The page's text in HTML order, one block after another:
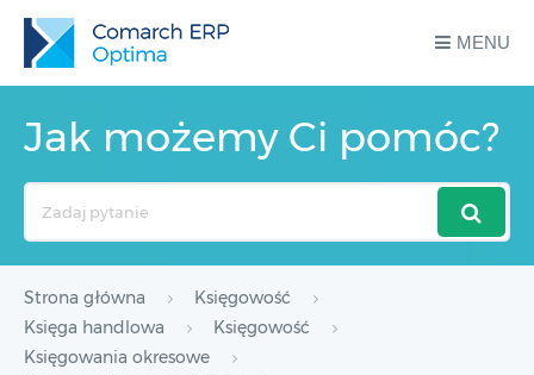
MENU
Jak możemy Ci pomóc?
Strona główna
Księgowość
Księga handlowa
Księgowość
Księgowania okresowe